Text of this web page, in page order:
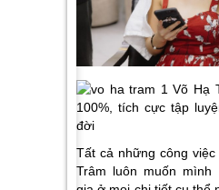
Tất cả những công việc
Trâm luôn muốn mình